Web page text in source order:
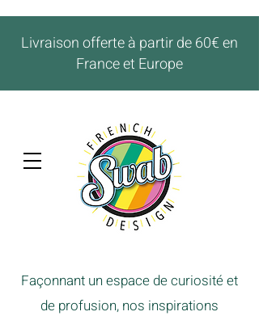
Livraison offerte à partir de 60€ en
France et Europe
Façonnant un espace de curiosité et
de profusion, nos inspirations